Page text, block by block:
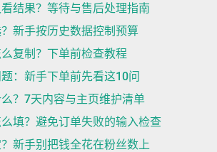
结果？等待与售后处理指南
新手按历史数据控制预算
复制？下单前检查教程
：新手下单前先看这10问
？7天内容与主页维护清单
填？避免订单失败的输入检查
新手别把钱全花在粉丝数上